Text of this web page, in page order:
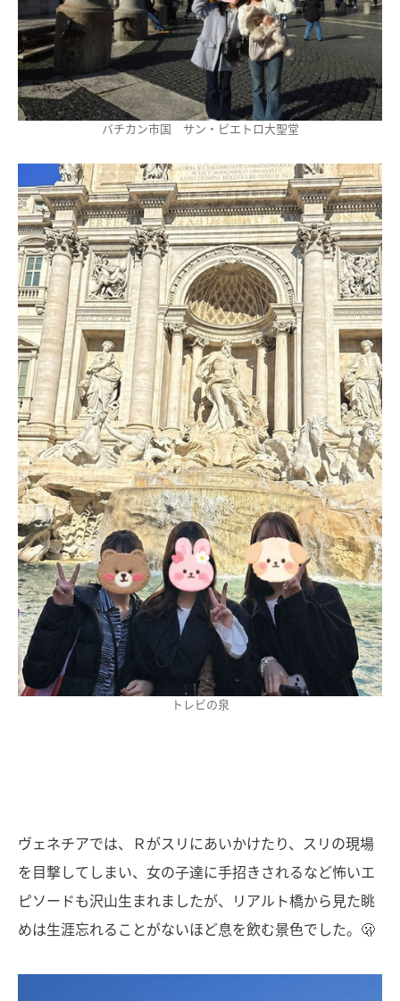
バチカン市国 サン・ピエトロ大聖堂
トレビの泉
ヴェネチアでは、Ｒがスリにあいかけたり、スリの現場
を目撃してしまい、女の子達に手招きされるなど怖いエ
ピソードも沢山生まれましたが、リアルト橋から見た眺
めは生涯忘れることがないほど息を飲む景色でした。🫢